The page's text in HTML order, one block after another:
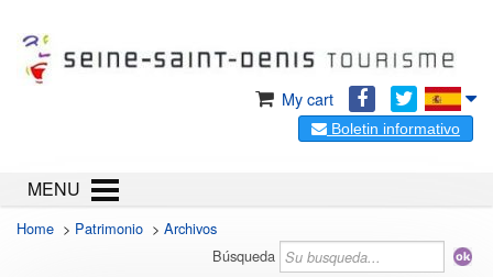
My cart
Boletin informativo
MENU
Home > Patrimonio > Archivos
Búsqueda